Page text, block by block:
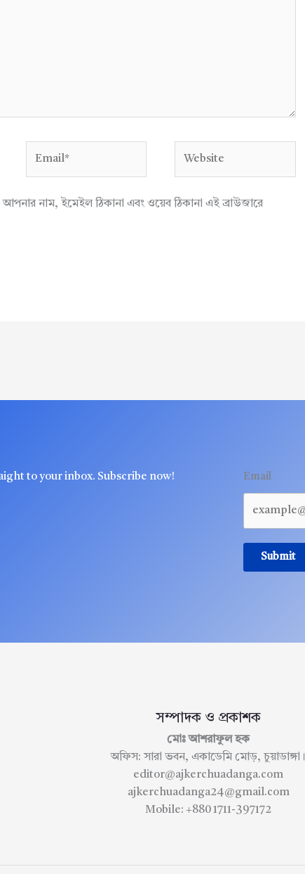
আপনার নাম, ইমেইল ঠিকানা এবং ওয়েব ঠিকানা এই ব্রাউজারে
to your inbox. Subscribe now!
Email
Submit
সম্পাদক ও প্রকাশক
মোঃ আশরাফুল হক
অফিস: সারা ভবন, একাডেমি মোড়, চুয়াডাঙ্গা।
editor@ajkerchuadanga.com
ajkerchuadanga24@gmail.com
Mobile: +880 1711-397172